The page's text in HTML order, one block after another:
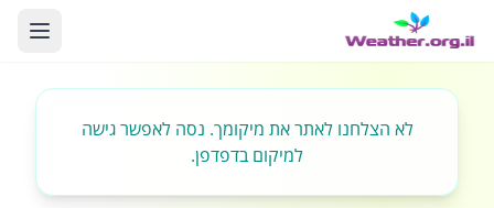
לא הצלחנו לאתר את מיקומך. נסה לאפשר גישה
למיקום בדפדפן.